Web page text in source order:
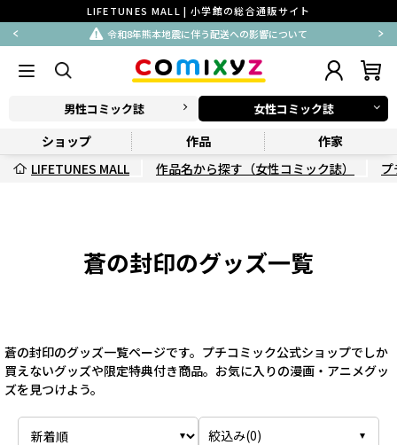
LIFETUNES MALL | 小学館の総合通販サイト
令和8年熊本地震に伴う配送への影響について
男性コミック誌 女性コミック誌
ショップ 作品
作家
LIFETUNES MALL
作品名から探す（女性コミック誌）
蒼の封印のグッズ一覧
蒼の封印のグッズ一覧ページです。プチコミック公式ショップでしか
買えないグッズや限定特典付き商品。お気に入りの漫画・アニメグッ
ズを見つけよう。
絞込み(0)